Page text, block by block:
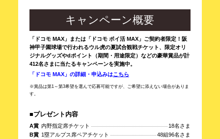
キャンペーン概要
「ドコモ MAX」または「ドコモ ポイ活 MAX」ご契約者限定！阪
神甲子園球場で行われるウル虎の夏試合観戦チケット、限定オリ
ジナルグッズやdポイント（期間・用途限定）などの豪華賞品が計
412名さまに当たるキャンペーンを実施中。
「ドコモ MAX」の詳細・申込みはこちら
※賞品は第1～第3希望を選んで応募可能ですが、ご希望に添えない場合がありま
す。
■プレゼント内容
A賞 内野指定席チケット
18名さま
B賞 1塁アルプス席ペアチケット
48組96名さま